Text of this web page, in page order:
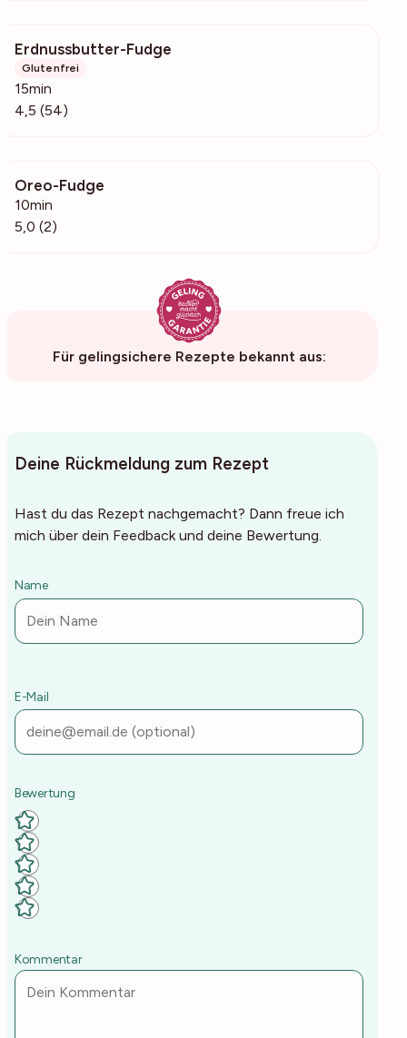
Erdnussbutter-Fudge
Glutenfrei
15min
4,5 (54)
Oreo-Fudge
10min
5,0 (2)
Für gelingsichere Rezepte bekannt aus:
Deine Rückmeldung zum Rezept
Hast du das Rezept nachgemacht? Dann freue ich
mich über dein Feedback und deine Bewertung.
Kommentar
Deine Rezept-Bewertung
Name
E-Mail